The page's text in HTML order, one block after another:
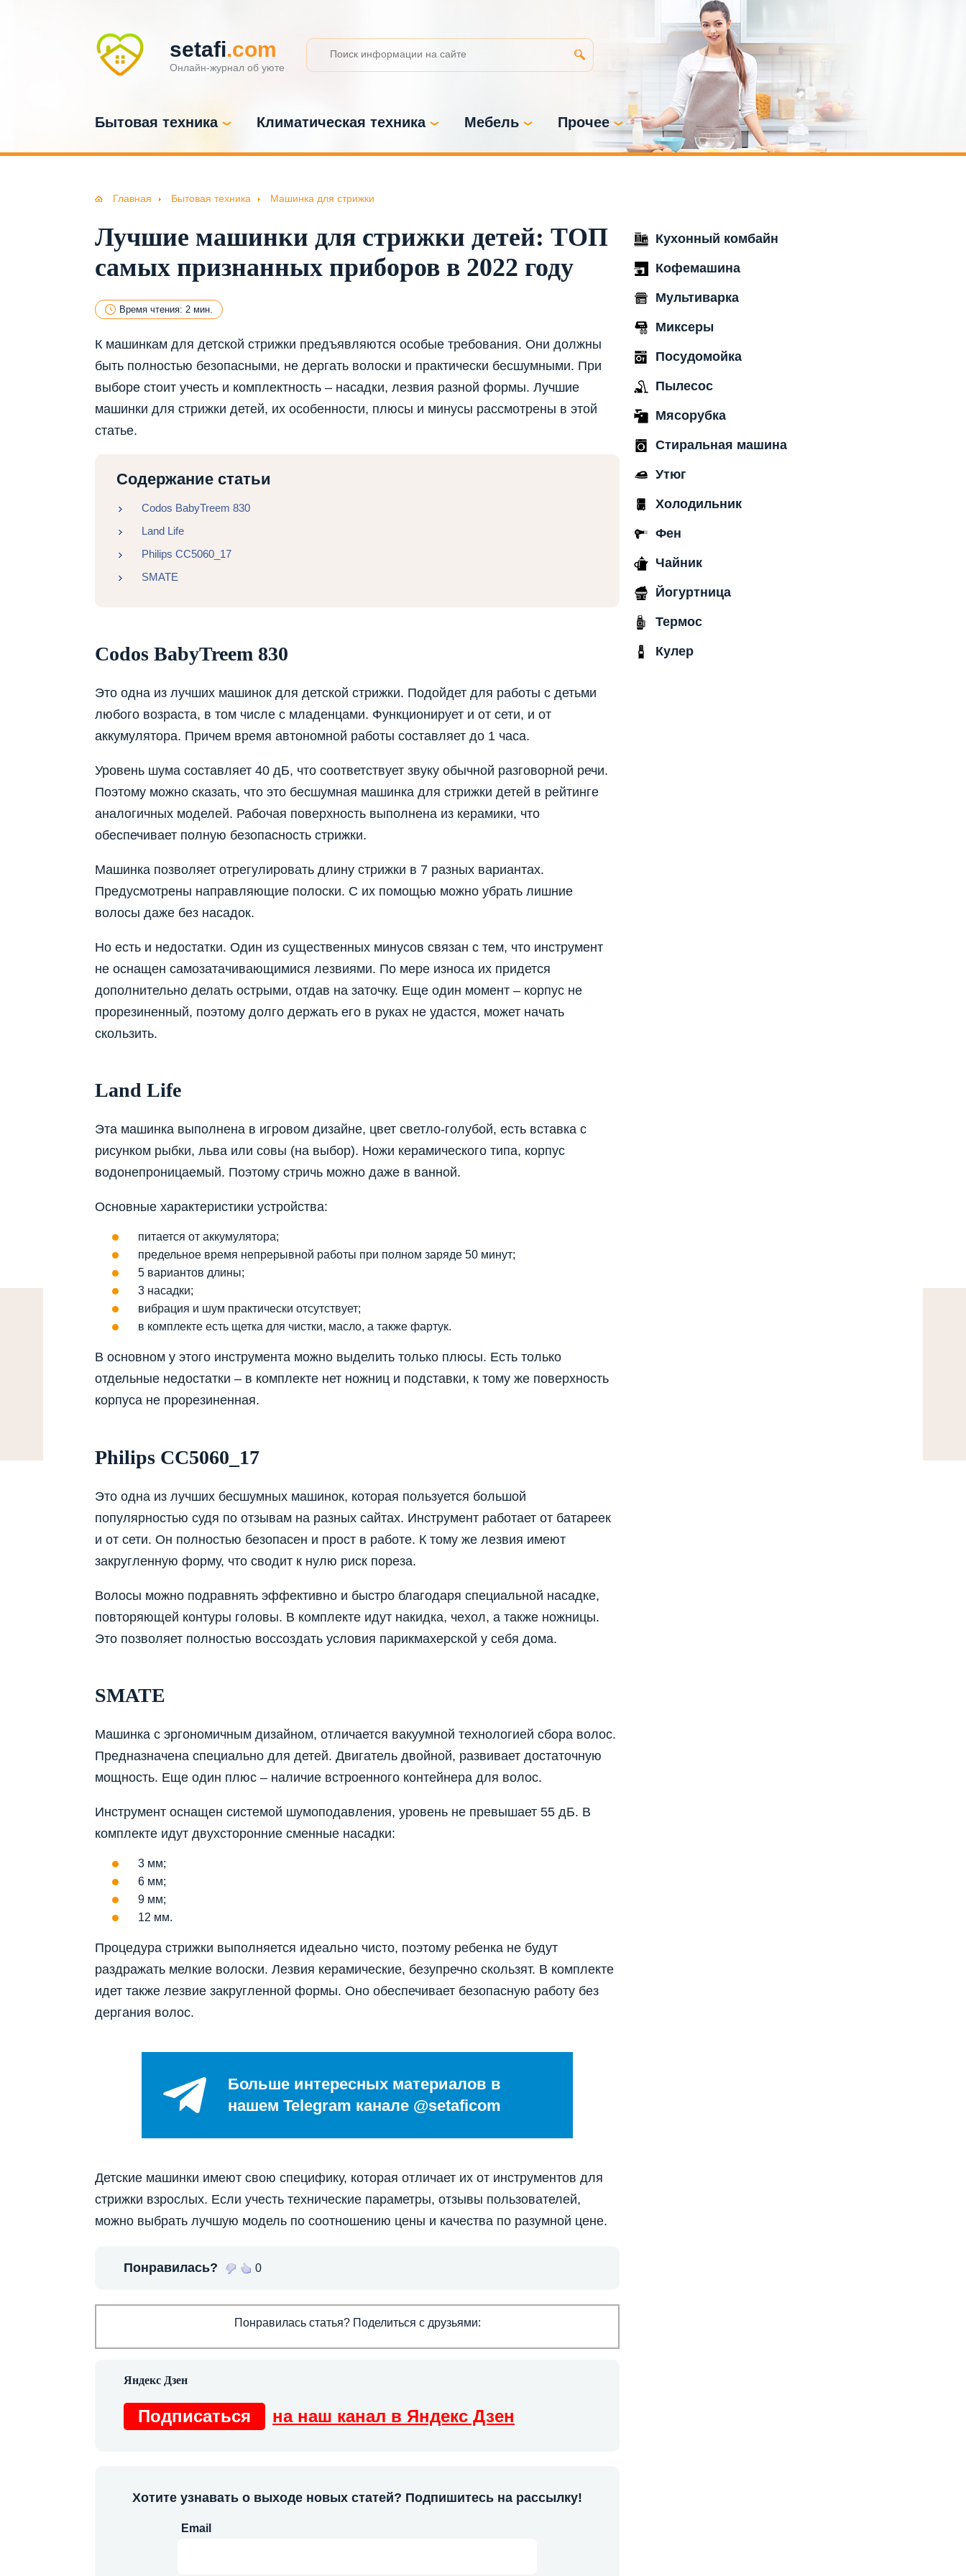
setafi.com
Онлайн-журнал об уюте
Бытовая техника Климатическая техника Мебель Прочее
Главная Бытовая техника Машинка для стрижки
Лучшие машинки для стрижки детей: ТОП
самых признанных приборов в 2022 году
Время чтения: 2 мин.
К машинкам для детской стрижки предъявляются особые требования. Они должны
быть полностью безопасными, не дергать волоски и практически бесшумными. При
выборе стоит учесть и комплектность – насадки, лезвия разной формы. Лучшие
машинки для стрижки детей, их особенности, плюсы и минусы рассмотрены в этой
статье.
Содержание статьи
Codos BabyTreem 830
Land Life
Philips CC5060_17
SMATE
Codos BabyTreem 830
Это одна из лучших машинок для детской стрижки. Подойдет для работы с детьми
любого возраста, в том числе с младенцами. Функционирует и от сети, и от
аккумулятора. Причем время автономной работы составляет до 1 часа.
Уровень шума составляет 40 дБ, что соответствует звуку обычной разговорной речи.
Поэтому можно сказать, что это бесшумная машинка для стрижки детей в рейтинге
аналогичных моделей. Рабочая поверхность выполнена из керамики, что
обеспечивает полную безопасность стрижки.
Машинка позволяет отрегулировать длину стрижки в 7 разных вариантах.
Предусмотрены направляющие полоски. С их помощью можно убрать лишние
волосы даже без насадок.
Но есть и недостатки. Один из существенных минусов связан с тем, что инструмент
не оснащен самозатачивающимися лезвиями. По мере износа их придется
дополнительно делать острыми, отдав на заточку. Еще один момент – корпус не
прорезиненный, поэтому долго держать его в руках не удастся, может начать
скользить.
Land Life
Эта машинка выполнена в игровом дизайне, цвет светло-голубой, есть вставка с
рисунком рыбки, льва или совы (на выбор). Ножи керамического типа, корпус
водонепроницаемый. Поэтому стричь можно даже в ванной.
Основные характеристики устройства:
питается от аккумулятора;
предельное время непрерывной работы при полном заряде 50 минут;
5 вариантов длины;
3 насадки;
вибрация и шум практически отсутствует;
в комплекте есть щетка для чистки, масло, а также фартук.
В основном у этого инструмента можно выделить только плюсы. Есть только
отдельные недостатки – в комплекте нет ножниц и подставки, к тому же поверхность
корпуса не прорезиненная.
Philips CC5060_17
Это одна из лучших бесшумных машинок, которая пользуется большой
популярностью судя по отзывам на разных сайтах. Инструмент работает от батареек
и от сети. Он полностью безопасен и прост в работе. К тому же лезвия имеют
закругленную форму, что сводит к нулю риск пореза.
Волосы можно подравнять эффективно и быстро благодаря специальной насадке,
повторяющей контуры головы. В комплекте идут накидка, чехол, а также ножницы.
Это позволяет полностью воссоздать условия парикмахерской у себя дома.
SMATE
Машинка с эргономичным дизайном, отличается вакуумной технологией сбора волос.
Предназначена специально для детей. Двигатель двойной, развивает достаточную
мощность. Еще один плюс – наличие встроенного контейнера для волос.
Инструмент оснащен системой шумоподавления, уровень не превышает 55 дБ. В
комплекте идут двухсторонние сменные насадки:
3 мм;
6 мм;
9 мм;
12 мм.
Процедура стрижки выполняется идеально чисто, поэтому ребенка не будут
раздражать мелкие волоски. Лезвия керамические, безупречно скользят. В комплекте
идет также лезвие закругленной формы. Оно обеспечивает безопасную работу без
дергания волос.
Больше интересных материалов в
нашем Telegram канале @setaficom
Детские машинки имеют свою специфику, которая отличает их от инструментов для
стрижки взрослых. Если учесть технические параметры, отзывы пользователей,
можно выбрать лучшую модель по соотношению цены и качества по разумной цене.
Понравилась? 0
Понравилась статья? Поделиться с друзьями:
Подписаться на наш канал в Яндекс Дзен
Хотите узнавать о выходе новых статей? Подпишитесь на рассылку!
Email
Кухонный комбайн
Кофемашина
Мультиварка
Миксеры
Посудомойка
Пылесос
Мясорубка
Стиральная машина
Утюг
Холодильник
Фен
Чайник
Йогуртница
Термос
Кулер